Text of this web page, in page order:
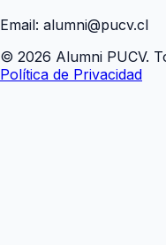
Email: alumni@pucv.cl
© 2026 Alumni PUCV.
Política de Privacidad